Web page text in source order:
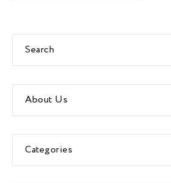
Search
About Us
Categories